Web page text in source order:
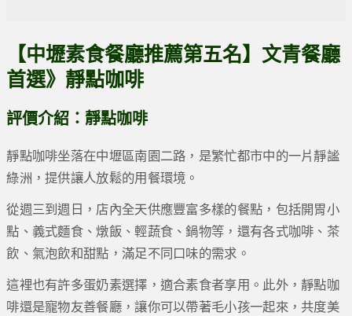
【中壢素食餐廳推薦第五名】文青餐廳
首選》靜點咖啡
評價介紹：靜點咖啡
靜點咖啡坐落在中壢區南園二路，是繁忙都市中的一片靜謐
綠洲，提供讓人放鬆的用餐環境。
從週三到週日，店內全天供應豐富多樣的餐點，包括開胃小
點、義式麵食、燉飯、輕蔬食、鍋物等，還有各式咖啡、茶
飲、氣泡飲和甜點，滿足不同口味的需求。
這裡也有許多蛋奶素選擇，適合素食者享用。此外，靜點咖
啡還是寵物友善餐廳，讓你可以帶著毛小孩一起來，共度美